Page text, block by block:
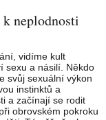
k neplodnosti
vidíme kult
sexu a násilí. Někdo
svůj sexuální výkon
instinktů a
a začínají se rodit
obrovském pokroku